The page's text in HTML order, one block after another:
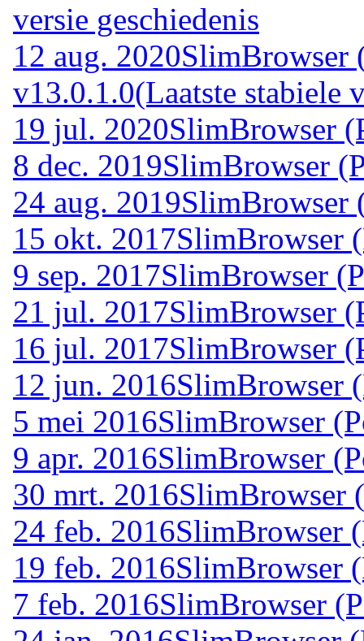
versie geschiedenis
12 aug. 2020SlimBrowser
v13.0.1.0(Laatste stabiele
19 jul. 2020SlimBrowser
8 dec. 2019SlimBrowser
24 aug. 2019SlimBrowser
15 okt. 2017SlimBrowser
9 sep. 2017SlimBrowser
21 jul. 2017SlimBrowser
16 jul. 2017SlimBrowser
12 jun. 2016SlimBrowser
5 mei 2016SlimBrowser
9 apr. 2016SlimBrowser
30 mrt. 2016SlimBrowser
24 feb. 2016SlimBrowser
19 feb. 2016SlimBrowser
7 feb. 2016SlimBrowser